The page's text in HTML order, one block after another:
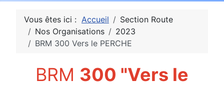
Vous êtes ici : Accueil
Section Route
Nos Organisations
2023
BRM 300 Vers le PERCHE
BRM 300 "Vers le